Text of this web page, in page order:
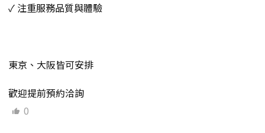
✓ 注重服務品質與體驗
東京、大阪皆可安排
歡迎提前預約洽詢
0